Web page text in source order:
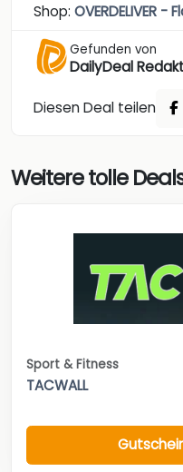
Shop: OVERDELIVER -
Gefunden von
DailyDeal
Diesen Deal teilen
Weitere tolle
Sport & Fitness
TACWALL